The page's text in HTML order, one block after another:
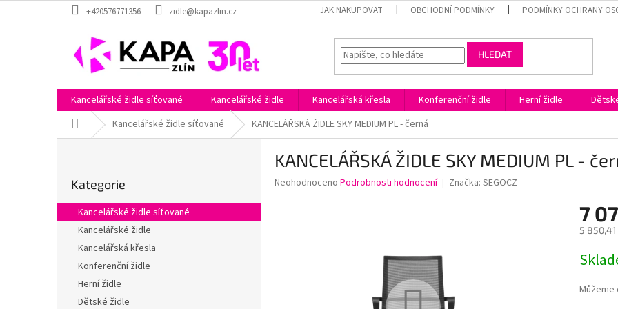
na
+420576771356 zidle@kapazlin.cz JAK NAKUPOVAT OBCHODNÍ PODMÍNKY PODMÍNKY OCHRANY
HLEDAT
Kancelářské židle síťované Kancelářské židle Kancelářská křesla Konferenční židle Herní židle
Domů Kancelářské židle síťované KANCELÁŘSKÁ ŽIDLE SKY MEDIUM PL - černá
r
a
kategorie
Kategorie
Kancelářské židle síťované
Kancelářské židle
Kancelářská křesla
Konferenční židle
Herní židle
Dětské židle
KANCELÁŘSKÁ ŽIDLE SKY MEDIUM PL -
Průměrné
Neohodnoceno Podrobnosti hodnocení Značka: SEGOCZ
7
5 850,41
cena:
Můžeme